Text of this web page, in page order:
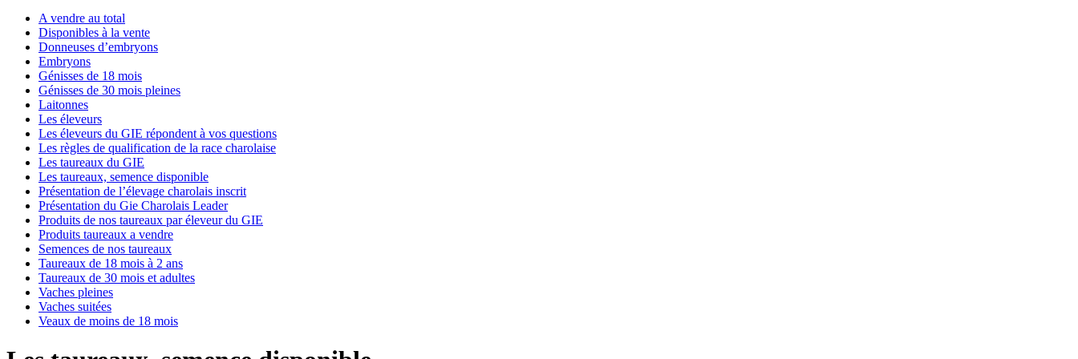
A vendre au total
Disponibles à la vente
Donneuses d’embryons
Embryons
Génisses de 18 mois
Génisses de 30 mois pleines
Laitonnes
Les éleveurs
Les éleveurs du GIE répondent à vos questions
Les règles de qualification de la race charolaise
Les taureaux du GIE
Les taureaux, semence disponible
Présentation de l’élevage charolais inscrit
Présentation du Gie Charolais Leader
Produits de nos taureaux par éleveur du GIE
Produits taureaux a vendre
Semences de nos taureaux
Taureaux de 18 mois à 2 ans
Taureaux de 30 mois et adultes
Vaches pleines
Vaches suitées
Veaux de moins de 18 mois